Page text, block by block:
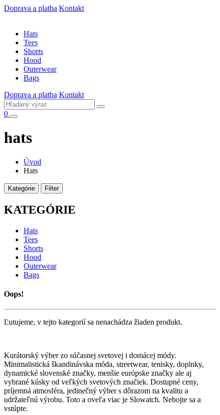
Doprava a platba Kontakt
Hats
Tees
Shorts
Hood
Outerwear
Bags
Doprava a platba Kontakt
0
hats
Úvod
Hats
Kategórie Filter
KATEGÓRIE
Hats
Tees
Shorts
Hood
Outerwear
Bags
Oops!
Ľutujeme, v tejto kategorií sa nenachádza žiaden produkt.
Kurátorský výber zo súčasnej svetovej i domácej módy.
Minimalistická škandinávska móda, streetwear, tenisky, doplnky,
dynamické slovenské značky, menšie európske značky ale aj
vybrané kúsky od veľkých svetových značiek. Dostupné ceny,
príjemná atmosféra, jedinečný výber s dôrazom na kvalitu a
udržateľnú výrobu. Toto a oveľa viac je Slowatch. Nebojte sa a
vstúpte.